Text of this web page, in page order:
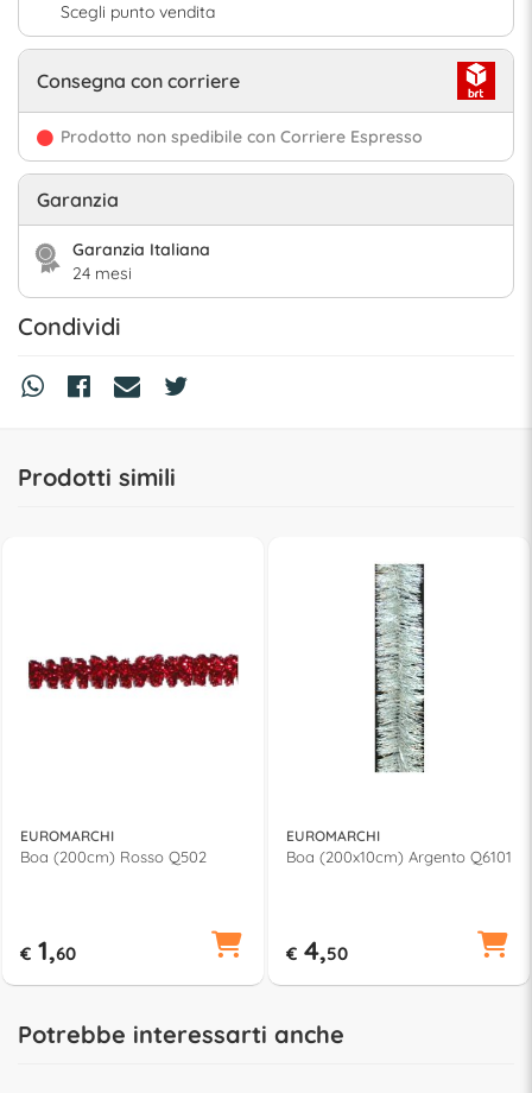
Scegli punto vendita
Consegna con corriere
Prodotto non spedibile con Corriere Espresso
Garanzia
Garanzia Italiana
24 mesi
Condividi
Prodotti simili
EUROMARCHI
Boa (200cm) Rosso Q502
€ 1,60
EUROMARCHI
Boa (200x10cm) Argento Q6101
€ 4,50
Potrebbe interessarti anche